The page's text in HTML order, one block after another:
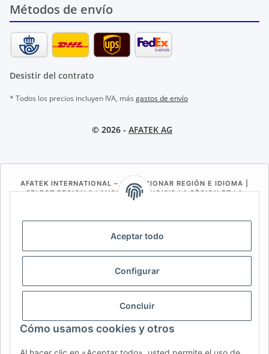
Aceptar todo
Configurar
Concluir
Cómo usamos cookies y otros
Métodos de envío
Desistir del contrato
* Todos los precios incluyen IVA, más gastos de envío
© 2026 - AFATEK AG
AFATEK INTERNATIONAL – SELECCIONAR REGIÓN E IDIOMA |
SELECT REGION & LANGUAGE | CHOISIR LA RÉGION ET LA
LANGUE
ES
UK NZ USA MX PT
CZ
RO HR